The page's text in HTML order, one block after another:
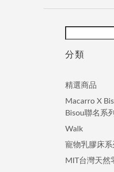
分類
精選商品
Macarro X
Bisou聯名系列
Walk
寵物乳膠床系
MIT台灣天然